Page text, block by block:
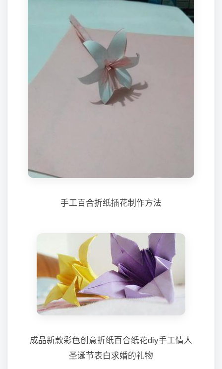
手工百合折纸插花制作方法
成品新款彩色创意折纸百合纸花diy手工情人
圣诞节表白求婚的礼物